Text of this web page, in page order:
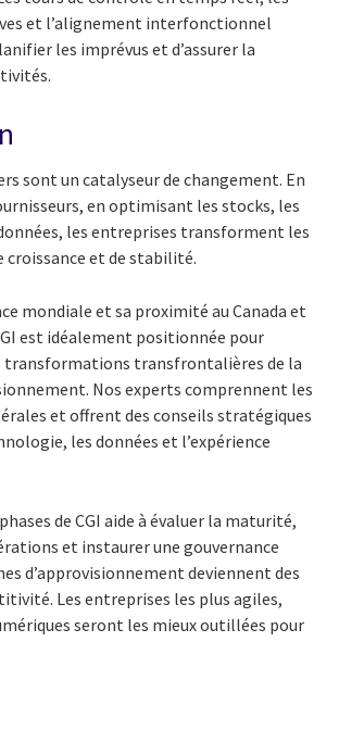
et l’alignement interfonctionnel
les imprévus et d’assurer la
sont un catalyseur de changement. En
en optimisant les stocks, les
les entreprises transforment les
croissance et de stabilité.
mondiale et sa proximité au Canada et
est idéalement positionnée pour
transformations transfrontalières de la
Nos experts comprennent les
et offrent des conseils stratégiques
les données et l’expérience
de CGI aide à évaluer la maturité,
et instaurer une gouvernance
d’approvisionnement deviennent des
Les entreprises les plus agiles,
seront les mieux outillées pour